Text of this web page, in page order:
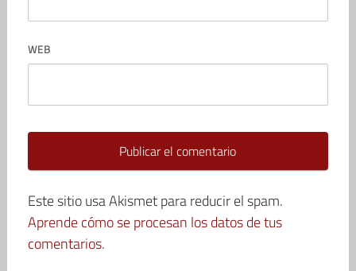
WEB
Este sitio usa Akismet para reducir el spam.
Aprende cómo se procesan los datos de tus
comentarios.